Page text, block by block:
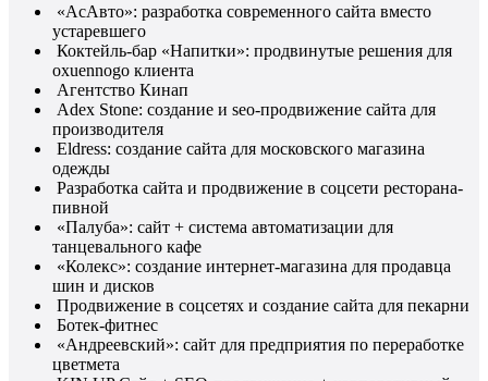
«АсАвто»: разработка современного сайта вместо
устаревшего
Коктейль-бар «Напитки»: продвинутые решения для
oxuennogo клиента
Агентство Кинап
Adex Stone: создание и seo-продвижение сайта для
производителя
Eldress: создание сайта для московского магазина
одежды
Разработка сайта и продвижение в соцсети ресторана-
пивной
«Палуба»: сайт + система автоматизации для
танцевального кафе
«Колекс»: создание интернет-магазина для продавца
шин и дисков
Продвижение в соцсетях и создание сайта для пекарни
Ботек-фитнес
«Андреевский»: сайт для предприятия по переработке
цветмета